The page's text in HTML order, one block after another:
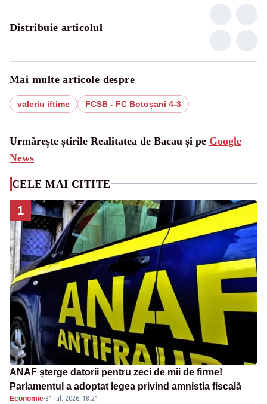
Distribuie articolul
Mai multe articole despre
valeriu iftime FCSB - FC Botoșani 4-3
Urmărește știrile Realitatea de Bacau și pe Google
News
CELE MAI CITITE
1
ANAF șterge datorii pentru zeci de mii de firme!
Parlamentul a adoptat legea privind amnistia fiscală
Economie·31 iul. 2026, 18:21